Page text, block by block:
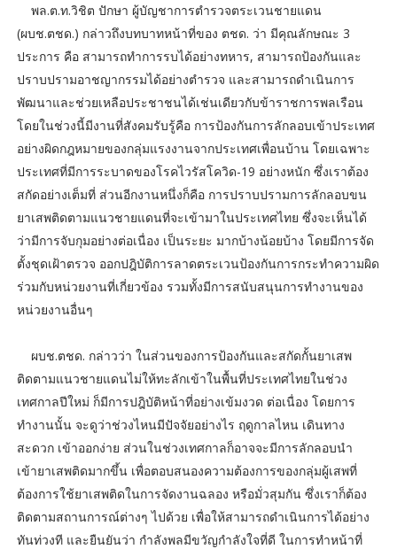
พล.ต.ท.วิชิต ปักษา ผู้บัญชาการตำรวจตระเวนชายแดน
(ผบช.ตชด.) กล่าวถึงบทบาทหน้าที่ของ ตชด. ว่า มีคุณลักษณะ 3
ประการ คือ สามารถทำการรบได้อย่างทหาร, สามารถป้องกันและ
ปราบปรามอาชญากรรมได้อย่างตำรวจ และสามารถดำเนินการ
พัฒนาและช่วยเหลือประชาชนได้เช่นเดียวกับข้าราชการพลเรือน
โดยในช่วงนี้มีงานที่สังคมรับรู้คือ การป้องกันการลักลอบเข้าประเทศ
อย่างผิดกฎหมายของกลุ่มแรงงานจากประเทศเพื่อนบ้าน โดยเฉพาะ
ประเทศที่มีการระบาดของโรคไวรัสโควิด-19 อย่างหนัก ซึ่งเราต้อง
สกัดอย่างเต็มที่ ส่วนอีกงานหนึ่งก็คือ การปราบปรามการลักลอบขน
ยาเสพติดตามแนวชายแดนที่จะเข้ามาในประเทศไทย ซึ่งจะเห็นได้
ว่ามีการจับกุมอย่างต่อเนื่อง เป็นระยะ มากบ้างน้อยบ้าง โดยมีการจัด
ตั้งชุดเฝ้าตรวจ ออกปฎิบัติการลาดตระเวนป้องกันการกระทำความผิด
ร่วมกับหน่วยงานที่เกี่ยวข้อง รวมทั้งมีการสนับสนุนการทำงานของ
หน่วยงานอื่นๆ
ผบช.ตชด. กล่าวว่า ในส่วนของการป้องกันและสกัดกั้นยาเสพ
ติดตามแนวชายแดนไม่ให้ทะลักเข้าในพื้นที่ประเทศไทยในช่วง
เทศกาลปีใหม่ ก็มีการปฎิบัติหน้าที่อย่างเข้มงวด ต่อเนื่อง โดยการ
ทำงานนั้น จะดูว่าช่วงไหนมีปัจจัยอย่างไร ฤดูกาลไหน เดินทาง
สะดวก เข้าออกง่าย ส่วนในช่วงเทศกาลก็อาจจะมีการลักลอบนำ
เข้ายาเสพติดมากขึ้น เพื่อตอบสนองความต้องการของกลุ่มผู้เสพที่
ต้องการใช้ยาเสพติดในการจัดงานฉลอง หรือมั่วสุมกัน ซึ่งเราก็ต้อง
ติดตามสถานการณ์ต่างๆ ไปด้วย เพื่อให้สามารถดำเนินการได้อย่าง
ทันท่วงที และยืนยันว่า กำลังพลมีขวัญกำลังใจที่ดี ในการทำหน้าที่